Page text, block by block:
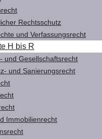
Rechtsschutz
und Verfassungsrecht
H bis R
und Gesellschaftsrecht
und Sanierungsrecht
Immobilienrecht